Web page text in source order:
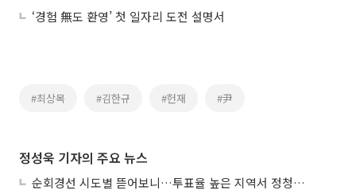
‘경험 無도 환영’ 첫 일자리 도전 설명서
#최상목 #김한규 #헌재 #尹
정성욱 기자의 주요 뉴스
순회경선 시도별 뜯어보니…투표율 높은 지역서 정청래 강세